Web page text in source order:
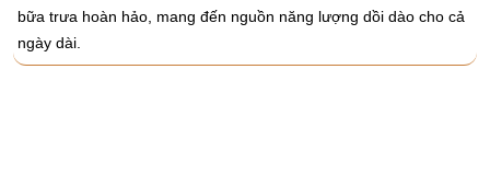
bữa trưa hoàn hảo, mang đến nguồn năng lượng dồi dào cho cả
ngày dài.